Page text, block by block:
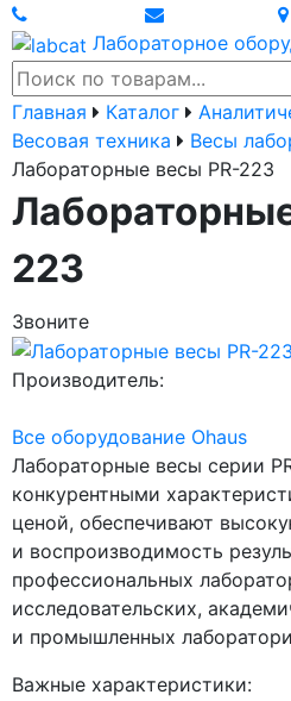
Лабораторное
Главная Каталог
Весовая техника
Весы
Лабораторные весы PR-223
223
Звоните
Производитель:
Все оборудование Ohaus
Лабораторные весы серии
конкурентными
ценой, обеспечивают
и воспроизводимость
профессиональных
исследовательских,
и промышленных
Важные характеристики: